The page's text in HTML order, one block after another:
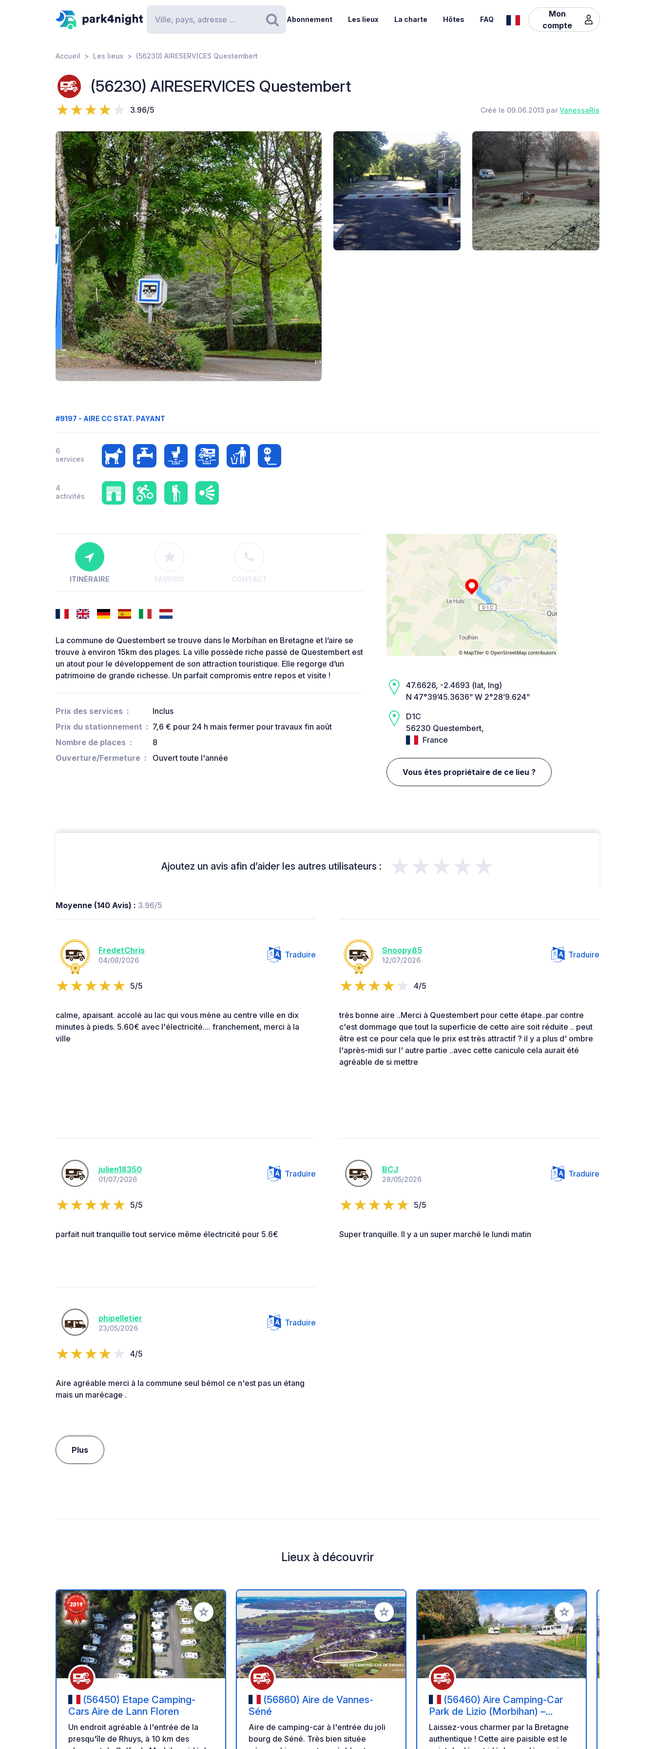
Rechercher
Abonnement Les lieux La charte Hôtes FAQ
Mon
compte
Accueil Les lieux (56230) AIRESERVICES Questembert
(56230) AIRESERVICES Questembert
3.96/5 Créé le 09.06.2013 par VanessaRis
#9197 - AIRE CC STAT. PAYANT
6
services
4
activités
ITINÉRAIRE FAVORIS CONTACT
La commune de Questembert se trouve dans le Morbihan en Bretagne et l’aire se
trouve à environ 15km des plages. La ville possède riche passé de Questembert est
un atout pour le développement de son attraction touristique. Elle regorge d’un
patrimoine de grande richesse. Un parfait compromis entre repos et visite !
Prix des services
Inclus
Prix du stationnement
7,6 € pour 24 h mais fermer pour travaux fin août
Nombre de places
8
Ouverture/Fermeture
Ouvert toute l'année
47.6626, -2.4693 (lat, lng)
N 47°39’45.3636” W 2°28’9.624”
D1C
56230 Questembert,
France
Vous êtes propriétaire de ce lieu ?
Ajoutez un avis afin d’aider les autres utilisateurs : ★★★★★
Moyenne (140 Avis) : 3.96/5
FredetChris
04/08/2026
Traduire
5/5
calme, apaisant. accolé au lac qui vous mène au centre ville en dix
minutes à pieds. 5.60€ avec l'électricité.... franchement, merci à la
ville
Snoopy85
12/07/2026
Traduire
4/5
très bonne aire ..Merci à Questembert pour cette étape..par contre
c'est dommage que tout la superficie de cette aire soit réduite .. peut
être est ce pour cela que le prix est très attractif ? il y a plus d' ombre
l'après-midi sur l' autre partie ..avec cette canicule cela aurait été
agréable de si mettre
julien18350
01/07/2026
Traduire
5/5
parfait nuit tranquille tout service même électricité pour 5.6€
BCJ
28/05/2026
Traduire
5/5
Super tranquille. Il y a un super marché le lundi matin
phipelletier
23/05/2026
Traduire
4/5
Aire agréable merci à la commune seul bémol ce n'est pas un étang
mais un marécage .
Plus
Lieux à découvrir
Ajouter à vos favoris
(56450) Etape Camping-
Cars Aire de Lann Floren
Un endroit agréable à l'entrée de la
presqu'île de Rhuys, à 10 km des
Ajouter à vos favoris
(56860) Aire de Vannes-
Séné
Aire de camping-car à l'entrée du joli
bourg de Séné. Très bien située
Ajouter à vos favoris
(56460) Aire Camping-Car
Park de Lizio (Morbihan) –
Petite Cité de Caractère et
Artisanat
Laissez-vous charmer par la Bretagne
authentique ! Cette aire paisible est le